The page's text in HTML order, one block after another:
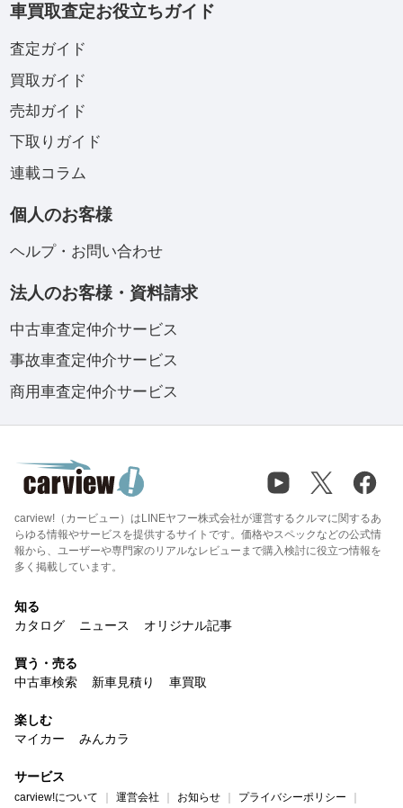
車買取査定お役立ちガイド
査定ガイド
買取ガイド
売却ガイド
下取りガイド
連載コラム
個人のお客様
ヘルプ・お問い合わせ
法人のお客様・資料請求
中古車査定仲介サービス
事故車査定仲介サービス
商用車査定仲介サービス
carview!（カービュー）はLINEヤフー株式会社が運営するクルマに関するあ
らゆる情報やサービスを提供するサイトです。価格やスペックなどの公式情
報から、ユーザーや専門家のリアルなレビューまで購入検討に役立つ情報を
多く掲載しています。
知る
カタログ
ニュース オリジナル記事
買う・売る
中古車検索
新車見積り 車買取
楽しむ
マイカー
みんカラ
サービス
carview!について 運営会社 お知らせ プライバシーポリシー